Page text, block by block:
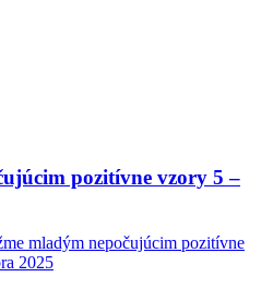
pozitívne vzory 5 –
mladým nepočujúcim pozitívne
2025